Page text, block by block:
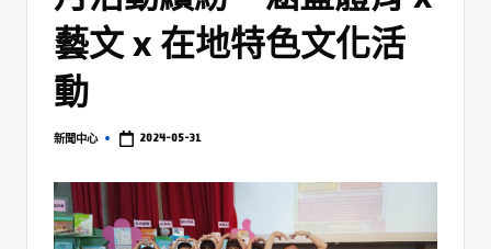
藝文 x 在地特色文化活
動
新聞中心 2024-05-31